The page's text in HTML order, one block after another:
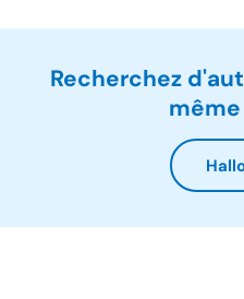
Recherchez